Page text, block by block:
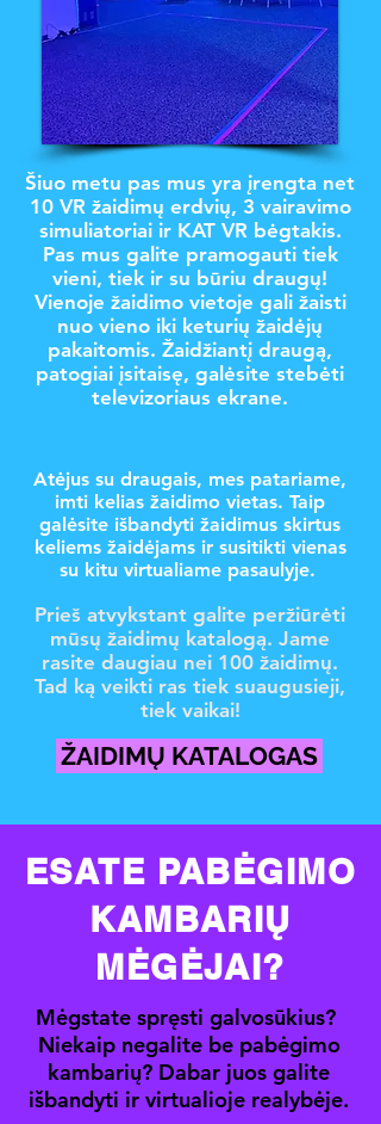
Šiuo metu pas mus yra įrengta net
10 VR žaidimų erdvių, 3 vairavimo
simuliatoriai ir KAT VR bėgtakis.
Pas mus galite pramogauti tiek
vieni, tiek ir su būriu draugų!
Vienoje žaidimo vietoje gali žaisti
nuo vieno iki keturių žaidėjų
pakaitomis. Žaidžiantį draugą,
patogiai įsitaisę, galėsite stebėti
televizoriaus ekrane.
Atėjus su draugais, mes patariame,
imti kelias žaidimo vietas. Taip
galėsite išbandyti žaidimus skirtus
keliems žaidėjams ir susitikti vienas
su kitu virtualiame pasaulyje.
Prieš atvykstant galite peržiūrėti
mūsų žaidimų katalogą. Jame
rasite daugiau nei 100 žaidimų.
Tad ką veikti ras tiek suaugusieji,
tiek vaikai!
ŽAIDIMŲ KATALOGAS
ESATE PABĖGIMO
KAMBARIŲ
MĖGĖJAI?
Mėgstate spręsti galvosūkius?
Niekaip negalite be pabėgimo
kambarių? Dabar juos galite
išbandyti ir virtualioje realybėje.